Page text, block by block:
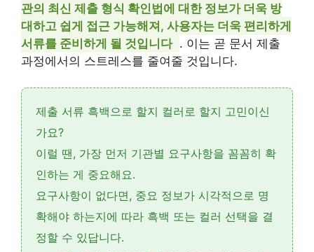
관의 최신 제출 형식 확인법에 대한 정보가 더욱 방
대하고 쉽게 접근 가능해져, 사용자는 더욱 편리하게
서류를 준비하게 될 것입니다 . 이는 곧 문서 제출
과정에서의 스트레스를 줄여줄 것입니다.
제출 서류 흑백으로 할지 컬러로 할지 고민이신
가요?
이럴 땐, 가장 먼저 기관별 요구사항을 꼼꼼히 확
인하는 게 중요해요.
요구사항이 없다면, 중요 정보가 시각적으로 명
확해야 하는지에 따라 흑백 또는 컬러 선택을 결
정할 수 있답니다.